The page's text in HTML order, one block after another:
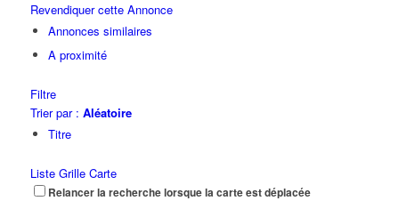
Revendiquer cette Annonce
Annonces similaires
A proximité
Filtre
Trier par : Aléatoire
Titre
Liste Grille Carte
Relancer la recherche lorsque la carte est déplacée